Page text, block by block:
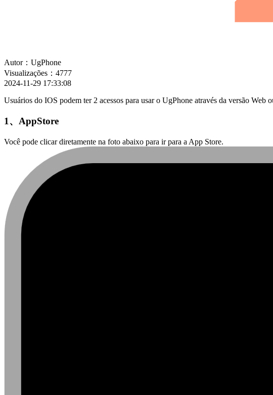
Autor：UgPhone
Visualizações：4777
2024-11-29 17:33:08
Usuários do IOS podem ter 2 acessos para usar o UgPhone através da versão Web
1、AppStore
Você pode clicar diretamente na foto abaixo para ir para a App Store.